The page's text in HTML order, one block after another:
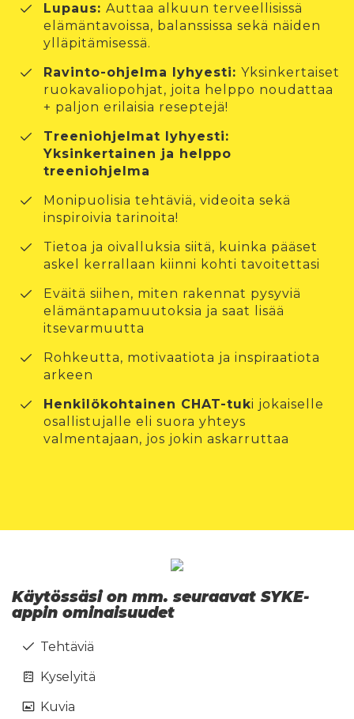
Lupaus: Auttaa alkuun terveellisissä
elämäntavoissa, balanssissa sekä näiden
ylläpitämisessä.
Ravinto-ohjelma lyhyesti: Yksinkertaiset
ruokavaliopohjat, joita helppo noudattaa
+ paljon erilaisia reseptejä!
Treeniohjelmat lyhyesti:
Yksinkertainen ja helppo
treeniohjelma
Monipuolisia tehtäviä, videoita sekä
inspiroivia tarinoita!
Tietoa ja oivalluksia siitä, kuinka pääset
askel kerrallaan kiinni kohti tavoitettasi
Eväitä siihen, miten rakennat pysyviä
elämäntapamuutoksia ja saat lisää
itsevarmuutta
Rohkeutta, motivaatiota ja inspiraatiota
arkeen
Henkilökohtainen CHAT-tuki jokaiselle
osallistujalle eli suora yhteys
valmentajaan, jos jokin askarruttaa
Käytössäsi on mm. seuraavat SYKE-
appin ominaisuudet
Tehtäviä
Kyselyitä
Kuvia